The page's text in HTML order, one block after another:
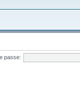
passe: